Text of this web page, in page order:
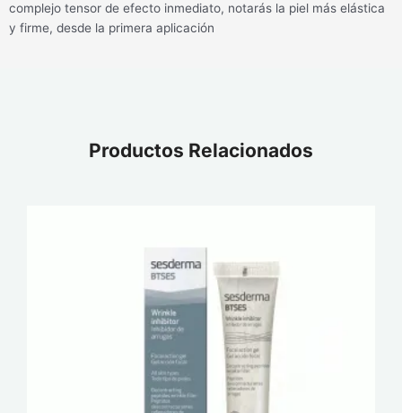
complejo tensor de efecto inmediato, notarás la piel más elástica
y firme, desde la primera aplicación
Productos Relacionados